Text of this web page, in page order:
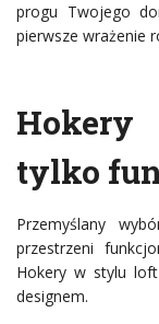
progu Twojego
pierwsze wrażenie
tylko
Przemyślany
przestrzeni
Hokery w stylu
designem.